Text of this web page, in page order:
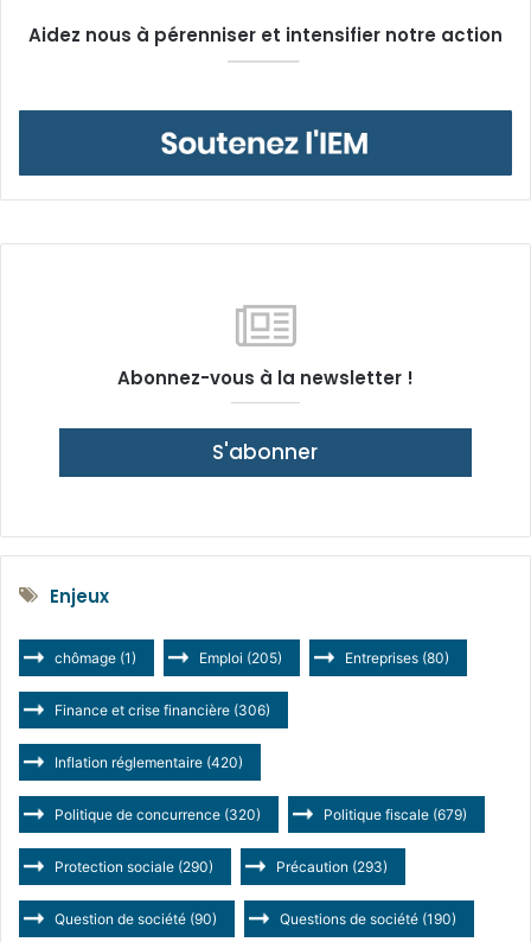
Aidez nous à pérenniser et intensifier notre action
Abonnez-vous à la newsletter !
S'abonner
Enjeux
chômage (1) Emploi (205) Entreprises (80)
Finance et crise financière (306)
Inflation réglementaire (420)
Politique de concurrence (320) Politique fiscale (679)
Protection sociale (290) Précaution (293)
Question de société (90) Questions de société (190)